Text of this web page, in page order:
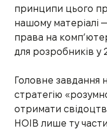
принципи цього
нашому матеріалі
права на
для розробників у
Головне завдання
стратегію
отримати
НОІВ лише ту